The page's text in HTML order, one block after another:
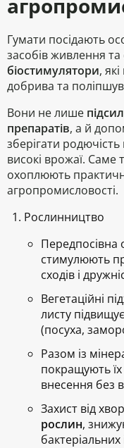
Гумати посідають
засобів живлення
біостимулятори,
добрива та
Вони не лише
препаратів, а й
зберігати
високі врожаї. Саме
охоплюють
агропромисловості.
Рослинництво
Передпосівна
стимулюють
сходів і
Вегетаційні
листу
(посуха,
Разом із
покращують
внесення без
Захист від
рослин,
бактеріальних